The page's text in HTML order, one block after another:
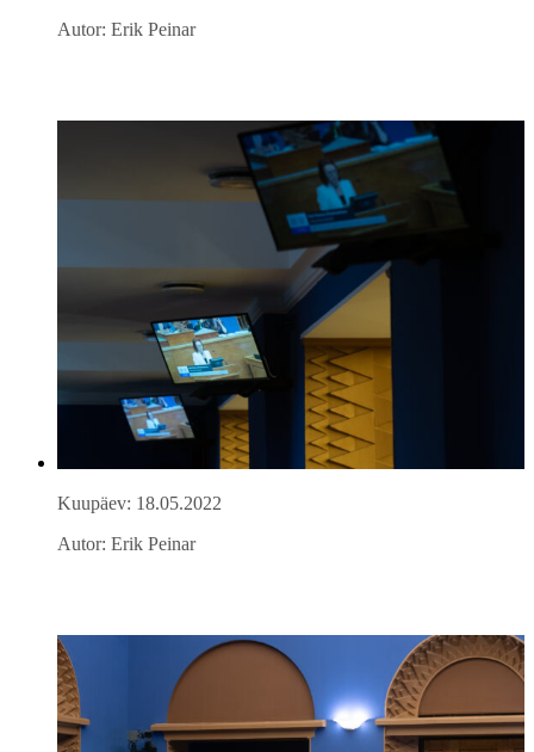
Autor: Erik Peinar
Kuupäev: 18.05.2022
Autor: Erik Peinar